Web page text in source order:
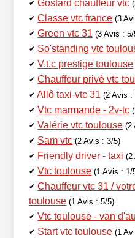
✔ Gostard chauffeur vtc
✔ Classe vtc france (3
✔ Green vtc 31 (3 Avis : 5/
✔ So'standing vtc
✔ V.t.c prestige toulouse
✔ Chauffeur privé vtc
✔ Allô taxi-vtc 31 (2 Avis :
✔ Vtc marmande - 2v-tc
✔ Valérie vtc toulouse (2
✔ Sam vtc (2 Avis : 3/5)
✔ Friendly driver - taxi (2
✔ Vtc toulouse (1 Avis : 1/
✔ Chauffeur vtc 31 /
toulouse (1 Avis : 5/5)
✔ Vtc toulouse - van
✔ Start vtc toulouse (1